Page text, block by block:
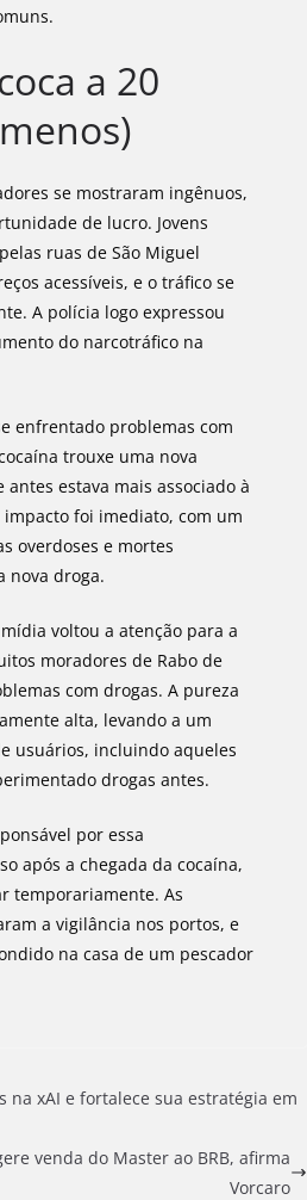
a 20
se mostraram ingênuos,
de lucro. Jovens
ruas de São Miguel
acessíveis, e o tráfico se
A polícia logo expressou
do narcotráfico na
enfrentado problemas com
trouxe uma nova
estava mais associado à
impacto foi imediato, com um
overdoses e mortes
nova droga.
voltou a atenção para a
moradores de Rabo de
com drogas. A pureza
alta, levando a um
usuários, incluindo aqueles
drogas antes.
por essa
após a chegada da cocaína,
temporariamente. As
a vigilância nos portos, e
na casa de um pescador
na xAI e fortalece sua estratégia em
venda do Master ao BRB, afirma
Vorcaro